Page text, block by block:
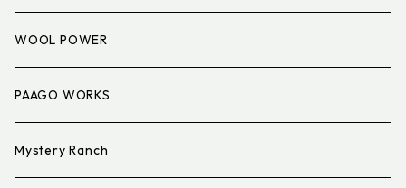
アイウェア
WOOL POWER
PAAGO WORKS
Mystery Ranch